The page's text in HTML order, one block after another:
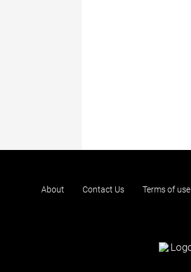
About Contact Us Terms of use